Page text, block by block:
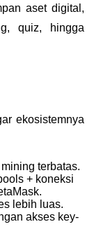
aset digital,
quiz, hingga
ekosistemnya
terbatas.
+ koneksi
lebih luas.
akses key-